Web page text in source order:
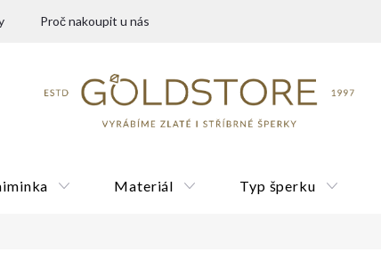
Proč nakoupit u nás
Materiál Typ šperku